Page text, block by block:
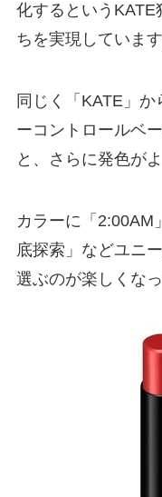
化するという
ちを実現しています
同じく「KATE」
ーコントロールベ
と、さらに発色が
カラーに「2:00AM
底探索」などユニ
選ぶのが楽しくな